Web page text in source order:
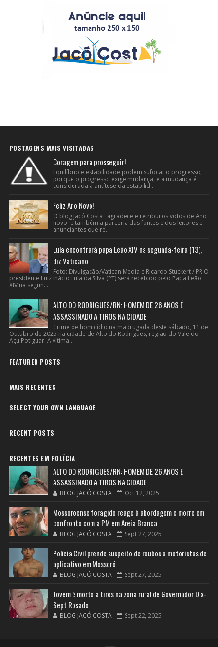
POSTAGENS MAIS VISITADAS
Coragem para prosseguir!
Equilíbrio e estabilidade podem sufocar o progresso,
porque o progresso exige mudança, e a mudança é
considerada a antítese da estabilid...
Feliz Ano Novo!
O blog Jacó Costa agradece e retribui os votos de Ano
novo e também a parceria das fontes e dos leitores e
anunciantes que re...
Lula encontrará papa Leão XIV na segunda-feira (13),
diz Vaticano
Foto: Divulgação/Vatican Media e Ricardo Stuckert / PR O
presidente Luiz Inácio Lula da Silva (PT) será recebido pelo Papa Leão
XIV na segun...
ALTO DO RODRIGUES/RN: HOMEM DE 26 ANOS É
ASSASSINADO A TIROS NA CIDADE
Crime de homicídio na madrugada deste sábado, 11 de
Outubro de 2025 na cidade de Alto do Rodrigues, regiao do Vale do
Açú Potiguar. A vítima...
FEATURED POSTS
MAIS RECENTES
SELECT YOUR OWN LANGUAGE
RECENT POSTS
RECENTES EM POLÍCIA
ALTO DO RODRIGUES/RN: HOMEM DE 26 ANOS É
ASSASSINADO A TIROS NA CIDADE
BLOG JACÓ COSTA Oct 12, 2025
Mossoroense foragido reage à abordagem e morre em
confronto com a PM em Areia Branca
BLOG JACÓ COSTA Sept 27, 2025
Polícia Civil prende suspeito de roubos a motoristas de
aplicativo em Mossoró
BLOG JACÓ COSTA Sept 27, 2025
Jovem é morto a tiros na zona rural de Governador Dix-
Sept Rosado
BLOG JACÓ COSTA Sept 22, 2025